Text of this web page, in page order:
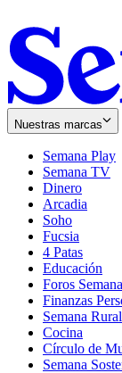
Nuestras marcas
Semana Play
Semana TV
Dinero
Arcadia
Soho
in
new
window
Fucsia
in
new
window
4 Patas
Educación
Foros Semana
Finanzas
Semana Rural
Cocina
Círculo de
Semana